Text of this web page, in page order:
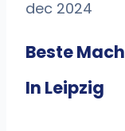
dec 2024
Beste
In Leipzig